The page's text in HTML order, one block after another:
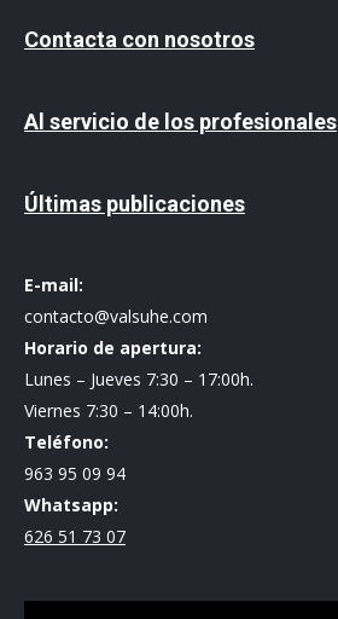
Contacta con nosotros
Al servicio de los profesionales
Últimas publicaciones
E-mail:
contacto@valsuhe.com
Horario de apertura:
Lunes – Jueves 7:30 – 17:00h.
Viernes 7:30 – 14:00h.
Teléfono:
963 95 09 94
Whatsapp:
626 51 73 07